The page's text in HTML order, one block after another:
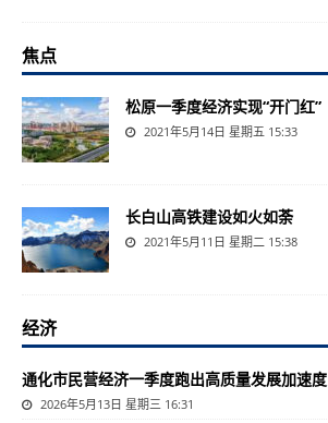
焦点
松原一季度经济实现“开门红”
2021年5月14日 星期五 15:33
长白山高铁建设如火如荼
2021年5月11日 星期二 15:38
经济
通化市民营经济一季度跑出高质量发展加速度
2026年5月13日 星期三 16:31